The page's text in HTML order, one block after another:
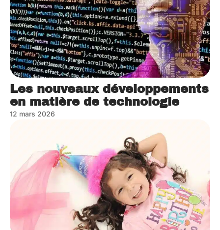
Les nouveaux développements
en matière de technologie
12 mars 2026